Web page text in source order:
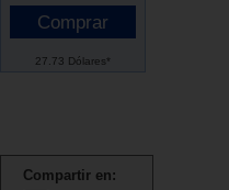
27.73 Dólares*
Compartir en: